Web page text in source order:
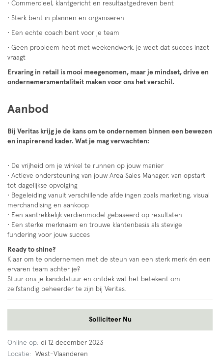
• Commercieel, klantgericht en resultaatgedreven bent
• Sterk bent in plannen en organiseren
• Een echte coach bent voor je team
• Geen probleem hebt met weekendwerk, je weet dat succes inzet
vraagt
Ervaring in retail is mooi meegenomen, maar je mindset, drive en
ondernemersmentaliteit maken voor ons het verschil.
Aanbod
Bij Veritas krijg je de kans om te ondernemen binnen een bewezen
en inspirerend kader. Wat je mag verwachten:
• De vrijheid om je winkel te runnen op jouw manier
• Actieve ondersteuning van jouw Area Sales Manager, van opstart
tot dagelijkse opvolging
• Begeleiding vanuit verschillende afdelingen zoals marketing, visual
merchandising en aankoop
• Een aantrekkelijk verdienmodel gebaseerd op resultaten
• Een sterke merknaam en trouwe klantenbasis als stevige
fundering voor jouw succes
Ready to shine?
Klaar om te ondernemen met de steun van een sterk merk én een
ervaren team achter je?
Stuur ons je kandidatuur en ontdek wat het betekent om
zelfstandig beheerder te zijn bij Veritas.
Solliciteer Nu
Online op: di 12 december 2023
Locatie:
West-Vlaanderen